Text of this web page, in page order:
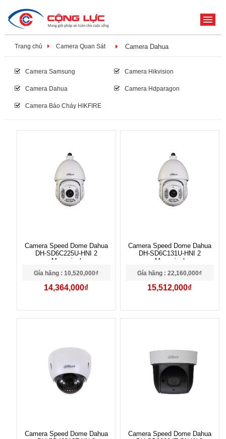
Trang chủ Camera Quan Sát Camera Dahua
Camera Samsung Camera Hikvision
Camera Dahua Camera Hdparagon
Camera Báo Cháy HIKFIRE
Camera Speed Dome Dahua
DH-SD6C225U-HNI 2
Megapixel
Gía hãng : 10,520,000₫
14,364,000₫
Camera Speed Dome Dahua
DH-SD6C131U-HNI 2
Megapixel
Gía hãng : 22,160,000₫
15,512,000₫
Camera Speed Dome Dahua
Camera Speed Dome Dahua